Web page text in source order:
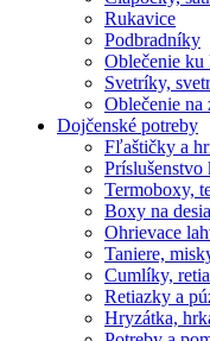
Rukavice
Podbradníky
Oblečenie ku
Svetríky,
Oblečenie na
Dojčenské potreby
Fľaštičky a
Termoboxy,
Boxy na
Ohrievace
Taniere,
Cumlíky,
Retiazky a
Hryzátka,